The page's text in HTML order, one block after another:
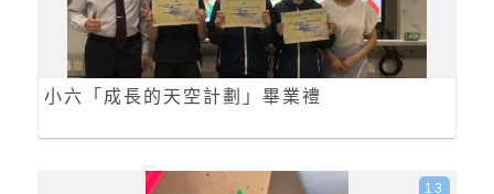
小六「成長的天空計劃」畢業禮
13